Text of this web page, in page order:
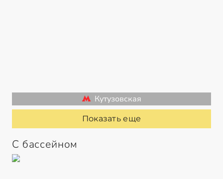
Кутузовская
Показать еще
С бассейном